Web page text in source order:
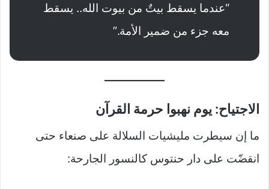
“عندما يسقط بيتٌ من بيوت الله.. يسقط
معه جزء من ضمير الأمة.”
الاجتياح: يوم نهبوا حرمة القرآن
ما إن سيطرت مليشيات السلالة على صنعاء حتى
انقضّت على دار حنتوس كالنسور الجارحة: